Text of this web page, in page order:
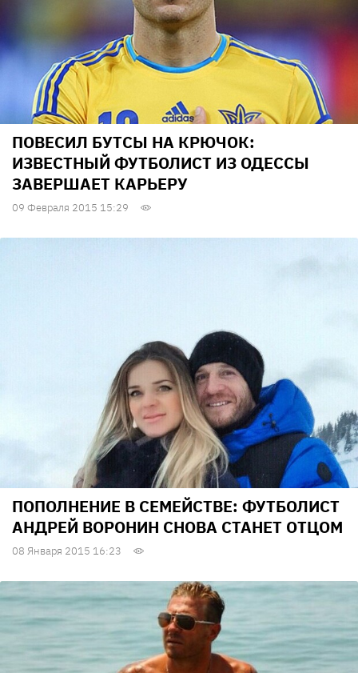
ПОВЕСИЛ БУТСЫ НА КРЮЧОК:
ИЗВЕСТНЫЙ ФУТБОЛИСТ ИЗ ОДЕССЫ
ЗАВЕРШАЕТ КАРЬЕРУ
09 Февраля 2015 15:29
ПОПОЛНЕНИЕ В СЕМЕЙСТВЕ: ФУТБОЛИСТ
АНДРЕЙ ВОРОНИН СНОВА СТАНЕТ ОТЦОМ
08 Января 2015 16:23